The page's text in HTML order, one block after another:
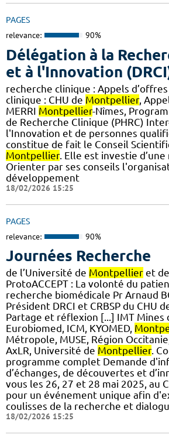
PAGES
relevance: 90%
Délégation à la
et à l'Innovation
recherche clinique : Appels
clinique : CHU de Montpellier,
MERRI Montpellier-Nîmes,
de Recherche Clinique (PHRC)
l'Innovation et de personnes
constitue de fait le Conseil
Montpellier. Elle est investie
Orienter par ses conseils
développement
18/02/2026 15:25
PAGES
relevance: 90%
Journées Recherche
de l’Université de Montpellier et
ProtoACCEPT : La volonté du
recherche biomédicale Pr Arnaud
Président DRCI et CRBSP du CHU
Partage et réflexion [...] IMT Mines
Eurobiomed, ICM, KYOMED,
Métropole, MUSE, Région
AxLR, Université de Montpellier.
programme complet Demande
d’échanges, de découvertes et
vous les 26, 27 et 28 mai 2025, au
pour un événement unique afin
coulisses de la recherche et
18/02/2026 15:25